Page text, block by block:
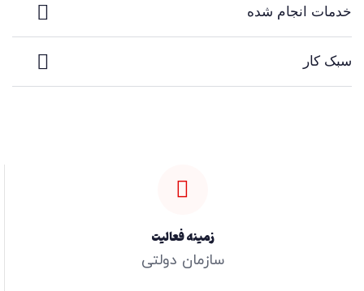
خدمات انجام شده
سبک کار
زمینه فعالیت
سازمان دولتی